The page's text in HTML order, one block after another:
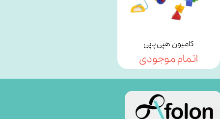
کامیون هپی پاپی
اتمام موجودی